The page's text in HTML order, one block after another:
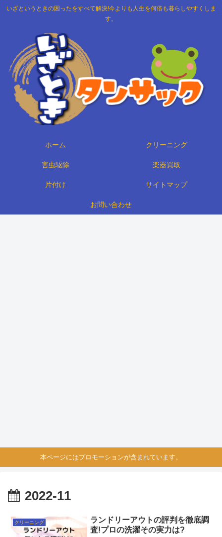
いざというときの困ったをすべて解決!今よりも人生を何倍も暮らしやすくしま
す。
ホーム クリーニング
害虫駆除 楽器買取
片付け サイトマップ
お問い合わせ
本ページにはプロモーションが含まれています。
2022-11
クリーニング
ランドリーアウトの評判を徹底調
査!プロの洗濯その実力は?